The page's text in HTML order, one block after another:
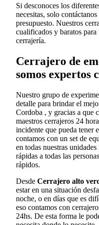
Si desconoces los
necesitas, solo
presupuesto. Nuestros
cualificados y baratos para
cerrajería.
Cerrajero de
somos expertos
Nuestro grupo de
detalle para brindar el
Cordoba , y gracias a que
maestros cerrajeros 24
incidente que pueda tener
contamos con un set de
en todas nuestras
rápidas a todas las
rápidos.
Desde Cerrajero alto
estar en una situación
noche, o en días que es
eso contamos con
24hs. De esta forma le